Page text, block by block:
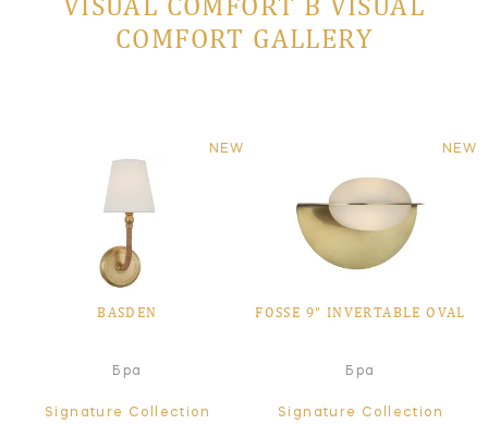
COMFORT GALLERY
NEW
BASDEN
Бра
Signature Collection
NEW
FOSSE 9" INVERTABLE OVAL
Бра
Signature Collection